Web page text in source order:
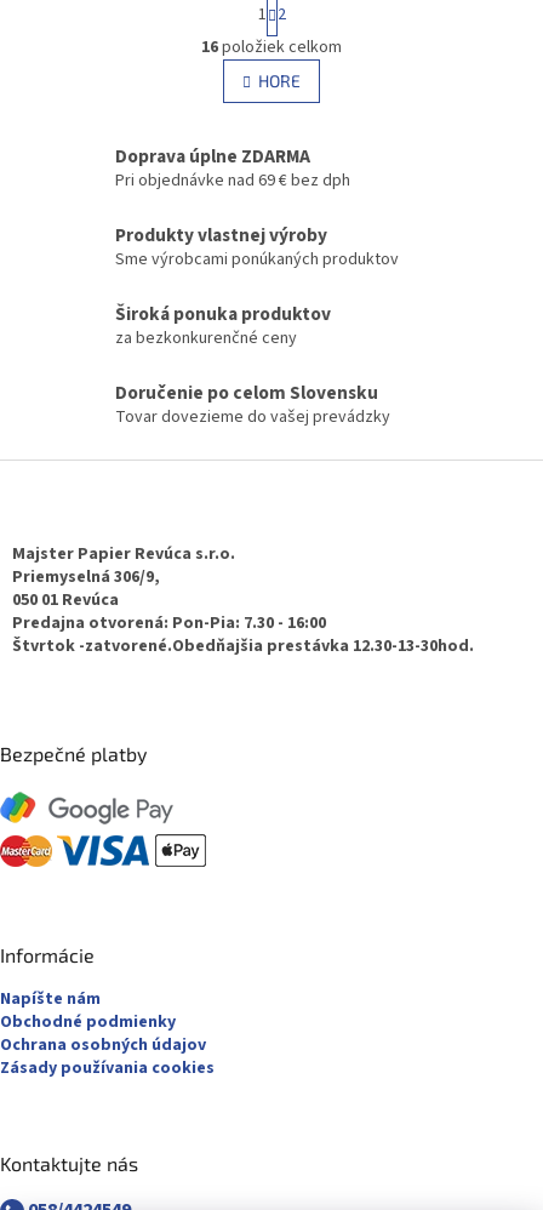
O
v
l
á
a
c
p
r
k
y
p
i
t
r
á
n
k
v
a
n
e
1 2
16položiek celkom
HORE
Doprava úplne ZDARMA
Pri objednávke nad 69 € bez dph
Produkty vlastnej výroby
Sme výrobcami ponúkaných produktov
Široká ponuka produktov
za bezkonkurenčné ceny
Doručenie po celom Slovensku
Tovar dovezieme do vašej prevádzky
Majster Papier Revúca s.r.o.
Priemyselná 306/9,
050 01 Revúca
Predajna otvorená: Pon-Pia: 7.30 - 16:00
Štvrtok -zatvorené.Obedňajšia prestávka 12.30-13-30hod.
Bezpečné platby
Informácie
Napíšte nám
Obchodné podmienky
Ochrana osobných údajov
Zásady používania cookies
Kontaktujte nás